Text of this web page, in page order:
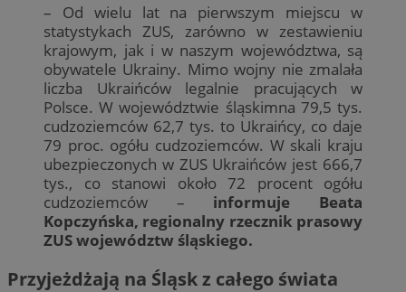
– Od wielu lat na pierwszym miejscu w
statystykach ZUS, zarówno w zestawieniu
krajowym, jak i w naszym województwa, są
obywatele Ukrainy. Mimo wojny nie zmalała
liczba Ukraińców legalnie pracujących w
Polsce. W województwie śląskimna 79,5 tys.
cudzoziemców 62,7 tys. to Ukraińcy, co daje
79 proc. ogółu cudzoziemców. W skali kraju
ubezpieczonych w ZUS Ukraińców jest 666,7
tys., co stanowi około 72 procent ogółu
cudzoziemców – informuje Beata
Kopczyńska, regionalny rzecznik prasowy
ZUS województw śląskiego.
Przyjeżdżają na Śląsk z całego świata